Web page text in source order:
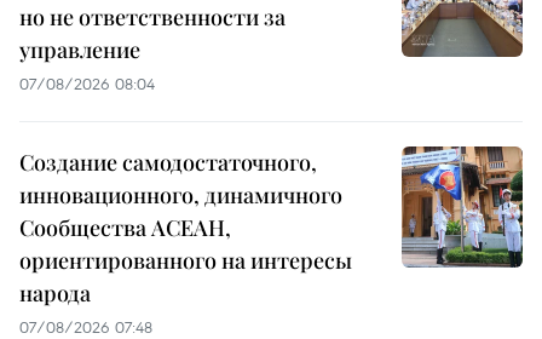
но не ответственности за
управление
07/08/2026 08:04
Создание самодостаточного,
инновационного, динамичного
Сообщества АСЕАН,
ориентированного на интересы
народа
07/08/2026 07:48